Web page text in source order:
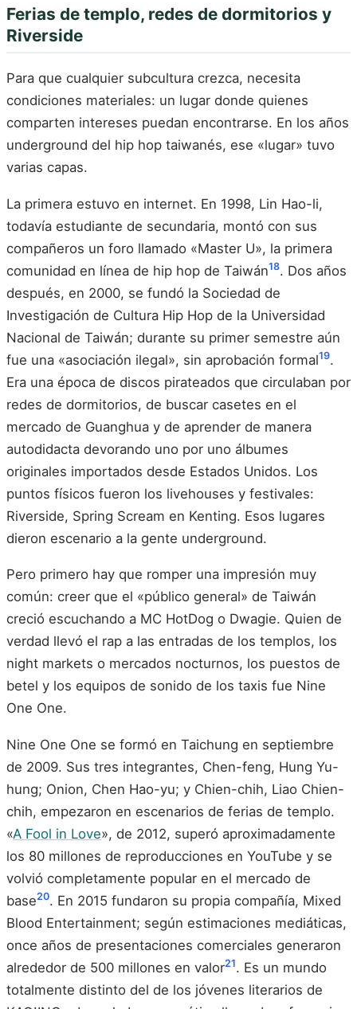
Ferias de templo, redes de dormitorios y
Riverside
Para que cualquier subcultura crezca, necesita
condiciones materiales: un lugar donde quienes
comparten intereses puedan encontrarse. En los años
underground del hip hop taiwanés, ese «lugar» tuvo
varias capas.
La primera estuvo en internet. En 1998, Lin Hao-li,
todavía estudiante de secundaria, montó con sus
compañeros un foro llamado «Master U», la primera
comunidad en línea de hip hop de Taiwán18. Dos años
después, en 2000, se fundó la Sociedad de
Investigación de Cultura Hip Hop de la Universidad
Nacional de Taiwán; durante su primer semestre aún
fue una «asociación ilegal», sin aprobación formal19.
Era una época de discos pirateados que circulaban por
redes de dormitorios, de buscar casetes en el
mercado de Guanghua y de aprender de manera
autodidacta devorando uno por uno álbumes
originales importados desde Estados Unidos. Los
puntos físicos fueron los livehouses y festivales:
Riverside, Spring Scream en Kenting. Esos lugares
dieron escenario a la gente underground.
Pero primero hay que romper una impresión muy
común: creer que el «público general» de Taiwán
creció escuchando a MC HotDog o Dwagie. Quien de
verdad llevó el rap a las entradas de los templos, los
night markets o mercados nocturnos, los puestos de
betel y los equipos de sonido de los taxis fue Nine
One One.
Nine One One se formó en Taichung en septiembre
de 2009. Sus tres integrantes, Chen-feng, Hung Yu-
hung; Onion, Chen Hao-yu; y Chien-chih, Liao Chien-
chih, empezaron en escenarios de ferias de templo.
«A Fool in Love», de 2012, superó aproximadamente
los 80 millones de reproducciones en YouTube y se
volvió completamente popular en el mercado de
base20. En 2015 fundaron su propia compañía, Mixed
Blood Entertainment; según estimaciones mediáticas,
once años de presentaciones comerciales generaron
alrededor de 500 millones en valor21. Es un mundo
totalmente distinto del de los jóvenes literarios de